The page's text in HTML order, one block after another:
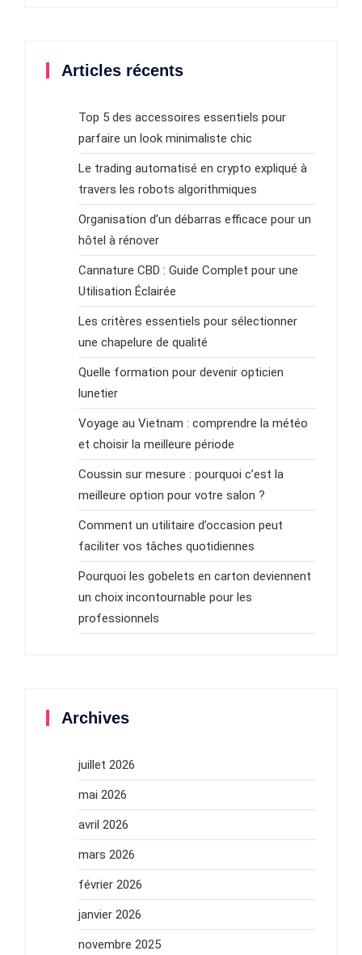
Articles récents
Top 5 des accessoires essentiels pour
parfaire un look minimaliste chic
Le trading automatisé en crypto expliqué à
travers les robots algorithmiques
Organisation d’un débarras efficace pour un
hôtel à rénover
Cannature CBD : Guide Complet pour une
Utilisation Éclairée
Les critères essentiels pour sélectionner
une chapelure de qualité
Quelle formation pour devenir opticien
lunetier
Voyage au Vietnam : comprendre la météo
et choisir la meilleure période
Coussin sur mesure : pourquoi c’est la
meilleure option pour votre salon ?
Comment un utilitaire d’occasion peut
faciliter vos tâches quotidiennes
Pourquoi les gobelets en carton deviennent
un choix incontournable pour les
professionnels
Archives
juillet 2026
mai 2026
avril 2026
mars 2026
février 2026
janvier 2026
novembre 2025